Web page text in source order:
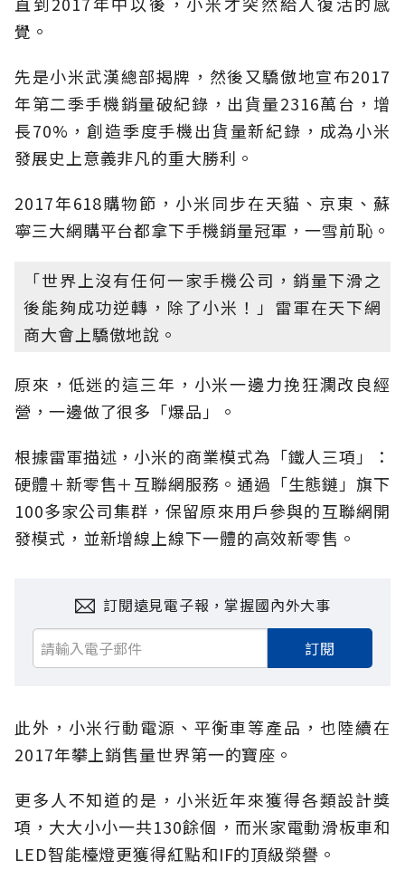
覺。
先是小米武漢總部揭牌，然後又驕傲地宣布2017
年第二季手機銷量破紀錄，出貨量2316萬台，增
長70%，創造季度手機出貨量新紀錄，成為小米
發展史上意義非凡的重大勝利。
2017年618購物節，小米同步在天貓、京東、蘇
寧三大網購平台都拿下手機銷量冠軍，一雪前恥。
「世界上沒有任何一家手機公司，銷量下滑之
後能夠成功逆轉，除了小米！」雷軍在天下網
商大會上驕傲地說。
原來，低迷的這三年，小米一邊力挽狂瀾改良經
營，一邊做了很多「爆品」。
根據雷軍描述，小米的商業模式為「鐵人三項」：
硬體＋新零售＋互聯網服務。通過「生態鏈」旗下
100多家公司集群，保留原來用戶參與的互聯網開
發模式，並新增線上線下一體的高效新零售。
訂閱遠見電子報，掌握國內外大事
訂閱
此外，小米行動電源、平衡車等產品，也陸續在
2017年攀上銷售量世界第一的寶座。
更多人不知道的是，小米近年來獲得各類設計獎
項，大大小小一共130餘個，而米家電動滑板車和
LED智能檯燈更獲得紅點和IF的頂級榮譽。